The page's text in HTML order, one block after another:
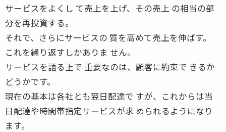
サービスをよくし て売上を上げ、その売上 の相当の部
分を再投資する。
それで、さらにサービスの 質を高めて売上を伸ばす。
これを繰り返すしかありま せん。
サービスを語る上で 重要なのは、顧客に約束で きるか
どうかです。
現在の基本は各社とも翌日配達で すが、これからは当
日配達や時間帯指定サービスが求 められるようになり
ます。